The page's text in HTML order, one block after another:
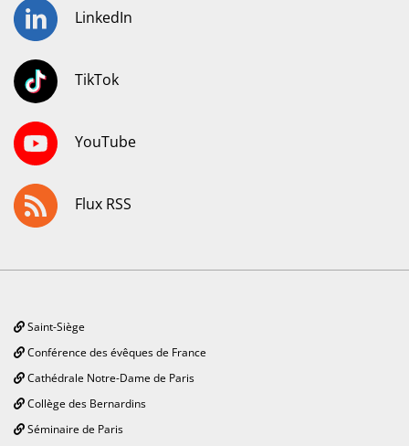
LinkedIn
TikTok
YouTube
Flux RSS
Saint-Siège
Conférence des évêques de France
Cathédrale Notre-Dame de Paris
Collège des Bernardins
Séminaire de Paris